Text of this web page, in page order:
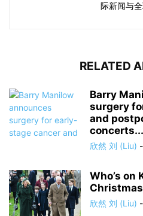
际新闻与
RELATED
Barry
surgery
and
concerts...
欣然 刘 (Liu) -
Who’s on
欣然 刘 (Liu) -